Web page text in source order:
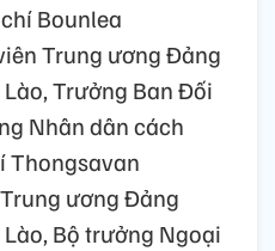
Bounlea
Trung ương Đảng
Trưởng Ban Đối
Nhân dân cách
Thongsavan
ương Đảng
Bộ trưởng Ngoại